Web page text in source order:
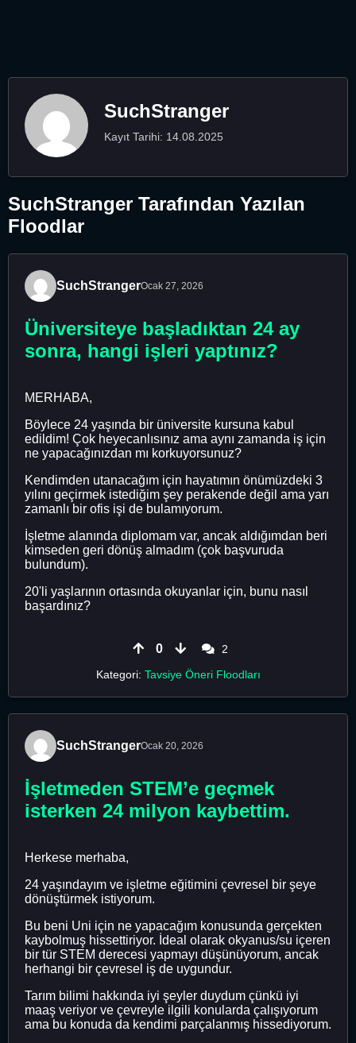
SuchStranger
Kayıt Tarihi: 14.08.2025
SuchStranger Tarafından Yazılan
Floodlar
SuchStrangerOcak 27, 2026
Üniversiteye başladıktan 24 ay
sonra, hangi işleri yaptınız?
MERHABA,
Böylece 24 yaşında bir üniversite kursuna kabul
edildim! Çok heyecanlısınız ama aynı zamanda iş için
ne yapacağınızdan mı korkuyorsunuz?
Kendimden utanacağım için hayatımın önümüzdeki 3
yılını geçirmek istediğim şey perakende değil ama yarı
zamanlı bir ofis işi de bulamıyorum.
İşletme alanında diplomam var, ancak aldığımdan beri
kimseden geri dönüş almadım (çok başvuruda
bulundum).
20'li yaşlarının ortasında okuyanlar için, bunu nasıl
başardınız?
0
2
Kategori: Tavsiye Öneri Floodları
SuchStrangerOcak 20, 2026
İşletmeden STEM’e geçmek
isterken 24 milyon kaybettim.
Herkese merhaba,
24 yaşındayım ve işletme eğitimini çevresel bir şeye
dönüştürmek istiyorum.
Bu beni Uni için ne yapacağım konusunda gerçekten
kaybolmuş hissettiriyor. İdeal olarak okyanus/su içeren
bir tür STEM derecesi yapmayı düşünüyorum, ancak
herhangi bir çevresel iş de uygundur.
Tarım bilimi hakkında iyi şeyler duydum çünkü iyi
maaş veriyor ve çevreyle ilgili konularda çalışıyorum
ama bu konuda da kendimi parçalanmış hissediyorum.